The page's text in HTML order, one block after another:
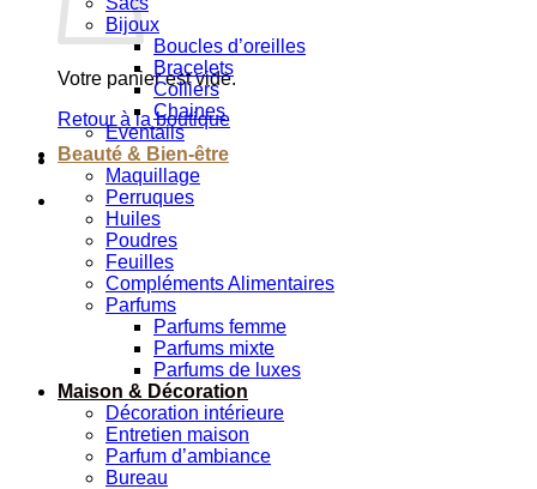
Votre panier est vide.
Retour à la boutique
Bijoux
Boucles d’oreilles
Bracelets
Colliers
Chaines
Eventails
Beauté & Bien-être
Maquillage
Perruques
Huiles
Poudres
Feuilles
Compléments Alimentaires
Parfums
Parfums femme
Parfums mixte
Parfums de luxes
Maison & Décoration
Décoration intérieure
Entretien maison
Parfum d’ambiance
Bureau